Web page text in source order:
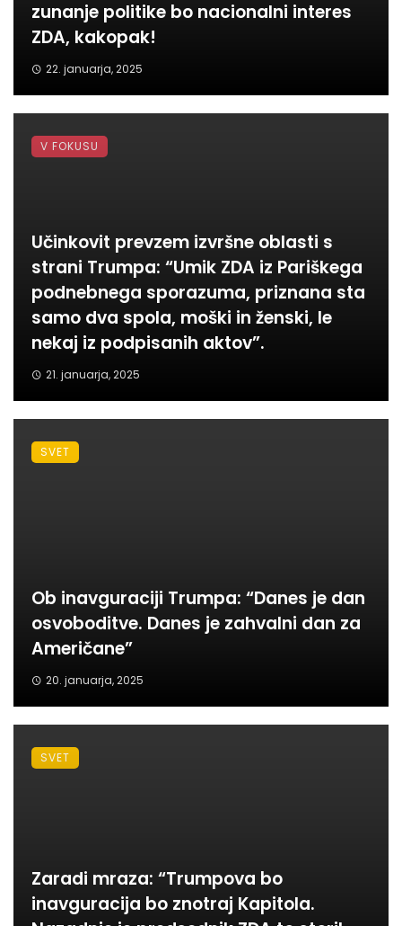
zunanje politike bo nacionalni interes
ZDA, kakopak!
22. januarja, 2025
Učinkovit prevzem izvršne oblasti s
strani Trumpa: “Umik ZDA iz Pariškega
podnebnega sporazuma, priznana sta
samo dva spola, moški in ženski, le
nekaj iz podpisanih aktov”.
21. januarja, 2025
V FOKUSU
Ob inavguraciji Trumpa: “Danes je dan
osvoboditve. Danes je zahvalni dan za
Američane”
20. januarja, 2025
SVET
Zaradi mraza: “Trumpova bo
inavguracija bo znotraj Kapitola.
SVET